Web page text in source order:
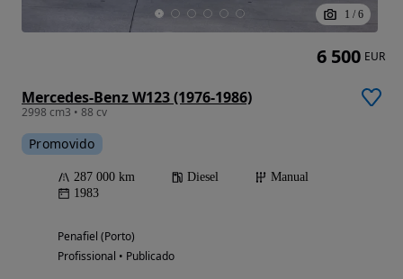
1 / 6
Mercedes-Benz W123 (1976-1986)
2998 cm3 • 88 cv
Promovido
287 000 km Diesel
Manual
1983
Penafiel (Porto)
Profissional • Publicado
6 500 EUR